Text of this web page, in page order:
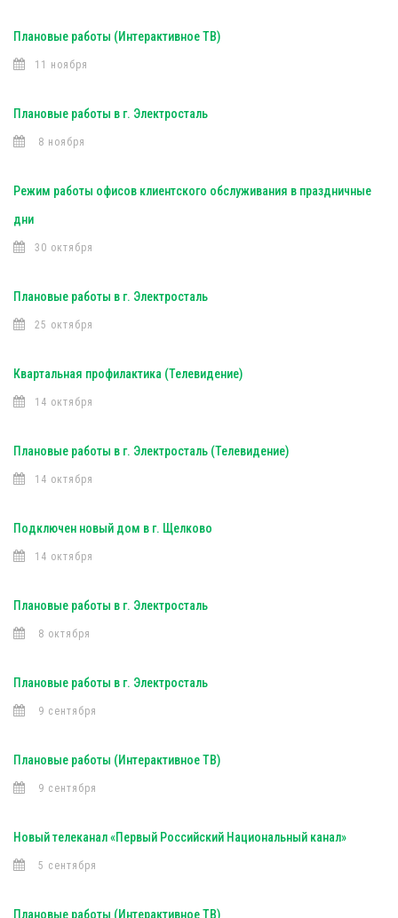
Плановые работы (Интерактивное ТВ)
11 ноября
Плановые работы в г. Электросталь
8 ноября
Режим работы офисов клиентского обслуживания в праздничные
дни
30 октября
Плановые работы в г. Электросталь
25 октября
Квартальная профилактика (Телевидение)
14 октября
Плановые работы в г. Электросталь (Телевидение)
14 октября
Подключен новый дом в г. Щелково
14 октября
Плановые работы в г. Электросталь
8 октября
Плановые работы в г. Электросталь
9 сентября
Плановые работы (Интерактивное ТВ)
9 сентября
Новый телеканал «Первый Российский Национальный канал»
5 сентября
Плановые работы (Интерактивное ТВ)